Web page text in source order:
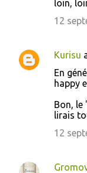
r
e
loin,
12
Kurisu
En
happy
Bon, le
lirais
12